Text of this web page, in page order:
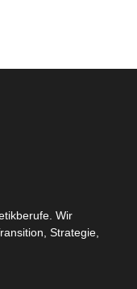
Wir
Strategie,